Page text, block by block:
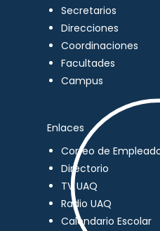
Secretarios
Direcciones
Coordinaciones
Facultades
Campus
Enlaces
Correo de
Directorio
TV UAQ
Radio UAQ
Calendario Escolar